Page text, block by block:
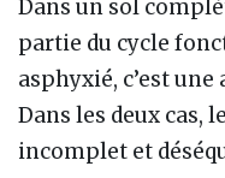
Dans un sol
partie du cycle
asphyxié, c’est
Dans les deux cas,
incomplet et